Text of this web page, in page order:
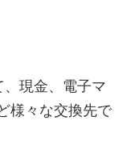
現金、電子マ
様々な交換先で